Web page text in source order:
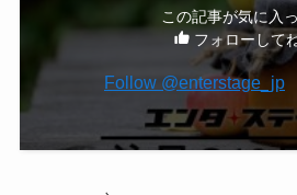
この記事が気に入
フォローして
Follow @enterstage_jp